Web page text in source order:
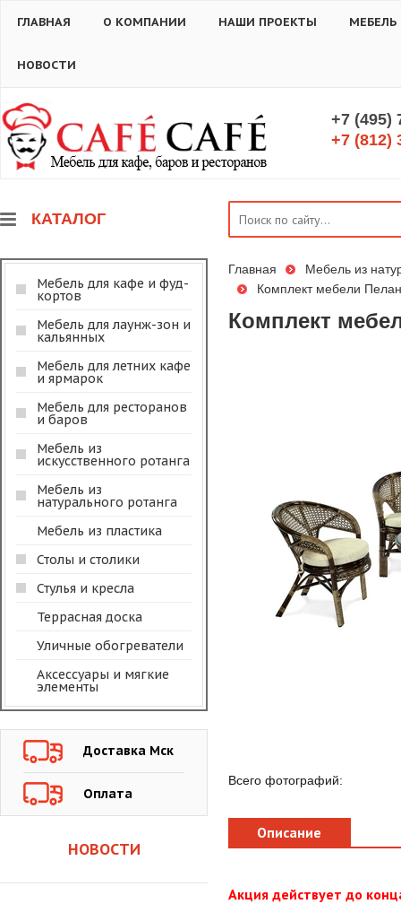
ГЛАВНАЯ О КОМПАНИИ НАШИ ПРОЕКТЫ
НОВОСТИ
+7 (495)
+7 (812)
КАТАЛОГ
Мебель для кафе и фуд-
кортов
Мебель для лаунж-зон и
кальянных
Мебель для летних кафе
и ярмарок
Мебель для ресторанов
и баров
Мебель из
искусственного ротанга
Мебель из
натурального ротанга
Мебель из пластика
Столы и столики
Стулья и кресла
Террасная доска
Уличные обогреватели
Аксессуары и мягкие
элементы
Доставка Мск
Оплата
НОВОСТИ
Главная
Мебель из
Комплект мебели
Комплект
Всего фотографий:
Описание
Акция действует до